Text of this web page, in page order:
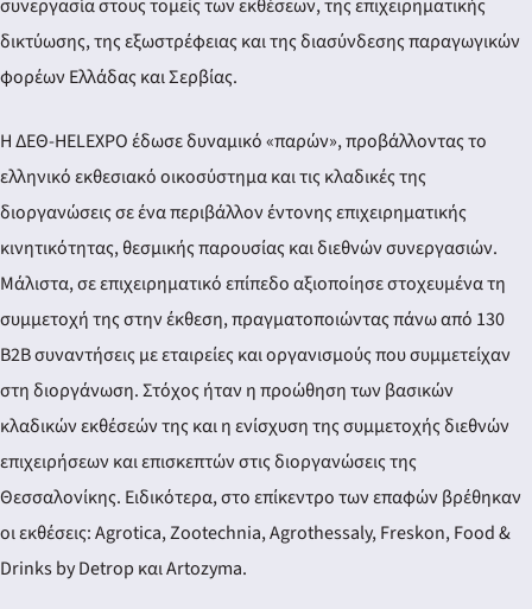
συνεργασία στους τομείς των εκθέσεων, της επιχειρηματικής
δικτύωσης, της εξωστρέφειας και της διασύνδεσης παραγωγικών
φορέων Ελλάδας και Σερβίας.
Η ΔΕΘ-HELEXPO έδωσε δυναμικό «παρών», προβάλλοντας το
ελληνικό εκθεσιακό οικοσύστημα και τις κλαδικές της
διοργανώσεις σε ένα περιβάλλον έντονης επιχειρηματικής
κινητικότητας, θεσμικής παρουσίας και διεθνών συνεργασιών.
Μάλιστα, σε επιχειρηματικό επίπεδο αξιοποίησε στοχευμένα τη
συμμετοχή της στην έκθεση, πραγματοποιώντας πάνω από 130
B2B συναντήσεις με εταιρείες και οργανισμούς που συμμετείχαν
στη διοργάνωση. Στόχος ήταν η προώθηση των βασικών
κλαδικών εκθέσεών της και η ενίσχυση της συμμετοχής διεθνών
επιχειρήσεων και επισκεπτών στις διοργανώσεις της
Θεσσαλονίκης. Ειδικότερα, στο επίκεντρο των επαφών βρέθηκαν
οι εκθέσεις: Agrotica, Zootechnia, Agrothessaly, Freskon, Food &
Drinks by Detrop και Artozyma.